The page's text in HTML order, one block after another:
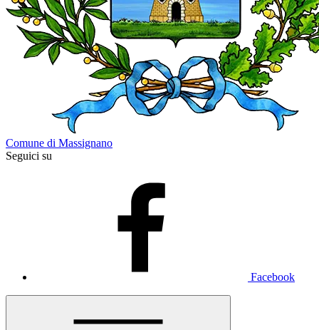
Comune di Massignano
Seguici su
Facebook